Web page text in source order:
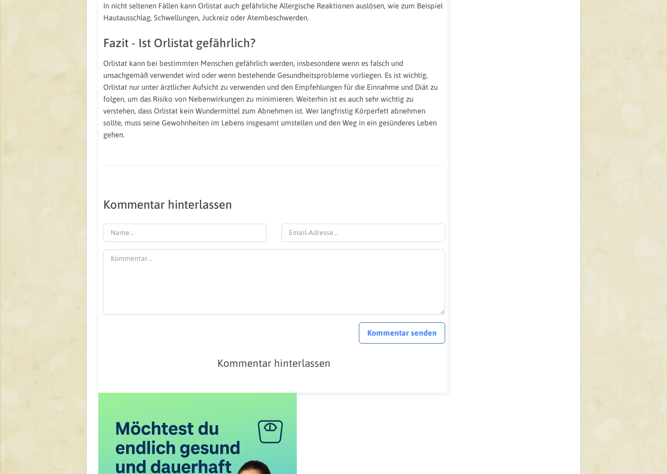
In nicht seltenen Fällen kann Orlistat auch gefährliche Allergische Reaktionen auslösen, wie zum Beispiel
Hautausschlag, Schwellungen, Juckreiz oder Atembeschwerden.
Fazit - Ist Orlistat gefährlich?
Orlistat kann bei bestimmten Menschen gefährlich werden, insbesondere wenn es falsch und
unsachgemäß verwendet wird oder wenn bestehende Gesundheitsprobleme vorliegen. Es ist wichtig,
Orlistat nur unter ärztlicher Aufsicht zu verwenden und den Empfehlungen für die Einnahme und Diät zu
folgen, um das Risiko von Nebenwirkungen zu minimieren. Weiterhin ist es auch sehr wichtig zu
verstehen, dass Orlistat kein Wundermittel zum Abnehmen ist. Wer langfristig Körperfett abnehmen
sollte, muss seine Gewohnheiten im Lebens insgesamt umstellen und den Weg in ein gesünderes Leben
gehen.
Kommentar hinterlassen
Kommentar senden
Kommentar hinterlassen